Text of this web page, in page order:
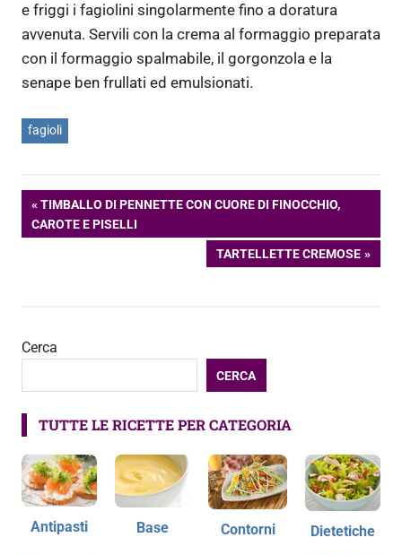
e friggi i fagiolini singolarmente fino a doratura
avvenuta. Servili con la crema al formaggio preparata
con il formaggio spalmabile, il gorgonzola e la
senape ben frullati ed emulsionati.
fagioli
Navigazione
ARTICOLO
PRECEDENTE:
TIMBALLO DI PENNETTE CON CUORE DI FINOCCHIO,
CAROTE E PISELLI
ARTICOLO
TARTELLETTE CREMOSE
Cerca
CERCA
TUTTE LE RICETTE PER CATEGORIA
Antipasti Base Contorni Dietetiche